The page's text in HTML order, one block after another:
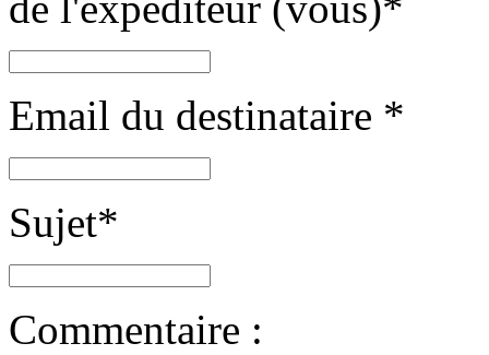
Email du destinataire *
Sujet*
Commentaire :